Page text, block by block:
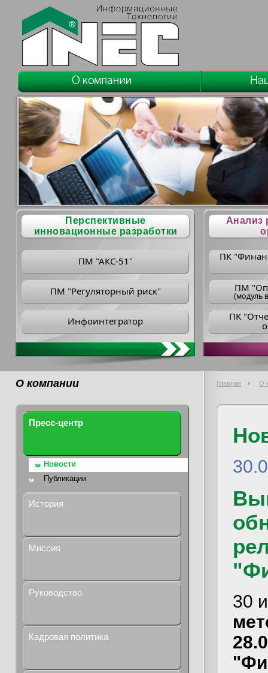
Перспективные
инновационные разработки
ПМ "АКС-51"
ПМ "Регуляторный риск"
Инфоинтегратор
Анализ
ПК
ПM
(модуль
ПK
О компании Главная О
Пресс-центр
Новости
Публикации
История
Миссия
Руководство
Кадровая политика
30